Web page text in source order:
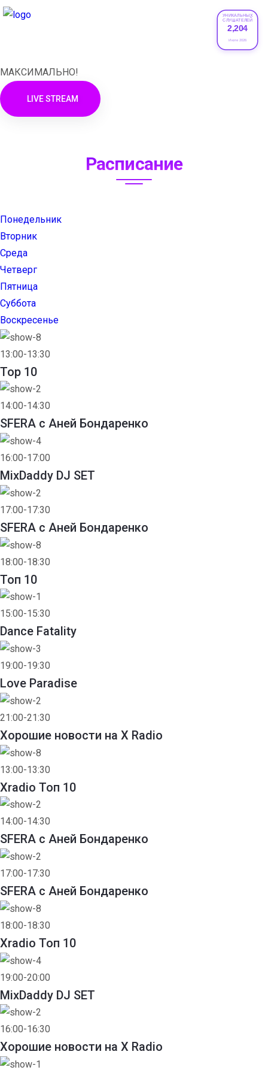
УНИКАЛЬНЫХ
СЛУШАТЕЛЕЙ
2,204
Июле 2026
МАКСИМАЛЬНО!
LIVE STREAM
Расписание
Понедельник
Вторник
Среда
Четверг
Пятница
Суббота
Воскресенье
13:00-13:30
Top 10
14:00-14:30
SFERA с Аней Бондаренко
16:00-17:00
MixDaddy DJ SET
17:00-17:30
SFERA с Аней Бондаренко
18:00-18:30
Toп 10
15:00-15:30
Dance Fatality
19:00-19:30
Love Paradise
21:00-21:30
Хорошие новости на X Radio
13:00-13:30
Xradio Топ 10
14:00-14:30
SFERA с Аней Бондаренко
17:00-17:30
SFERA с Аней Бондаренко
18:00-18:30
Xradio Топ 10
19:00-20:00
MixDaddy DJ SET
16:00-16:30
Хорошие новости на X Radio